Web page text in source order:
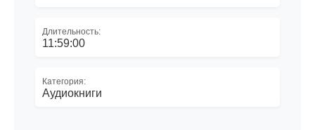
Длительность:
11:59:00
Категория:
Аудиокниги